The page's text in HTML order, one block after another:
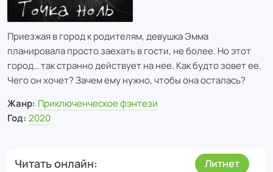
Приезжая в город к родителям, девушка Эмма
планировала просто заехать в гости, не более. Но этот
город… так странно действует на нее. Как будто зовет ее.
Чего он хочет? Зачем ему нужно, чтобы она осталась?
Жанр: Приключенческое фэнтези
Год: 2020
Читать онлайн Литнет